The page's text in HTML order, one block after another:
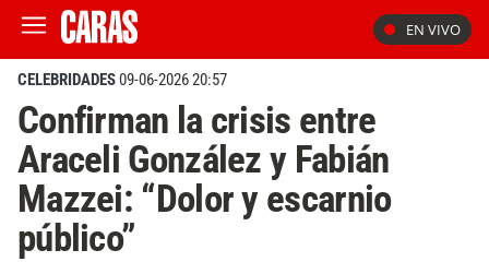
EN VIVO
CELEBRIDADES09-06-2026 20:57
Confirman la crisis entre
Araceli González y Fabián
Mazzei: “Dolor y escarnio
público”